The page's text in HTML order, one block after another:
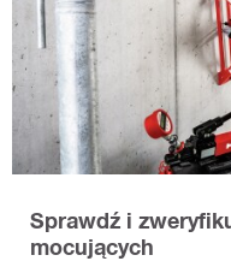
Sprawdź i
mocujących